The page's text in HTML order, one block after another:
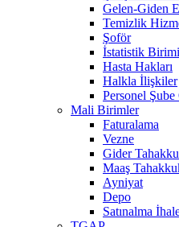
Gelen-Giden
Temizlik
Şoför
İstatistik Birimi
Hasta Hakları
Halkla İlişkiler
Personel
Mali Birimler
Faturalama
Vezne
Gider
Maaş
Ayniyat
Depo
Satınalma